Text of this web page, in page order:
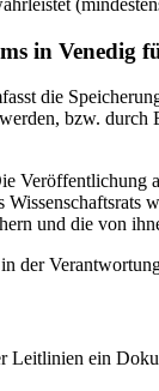
in Venedig
die
bzw.
und die von
ein